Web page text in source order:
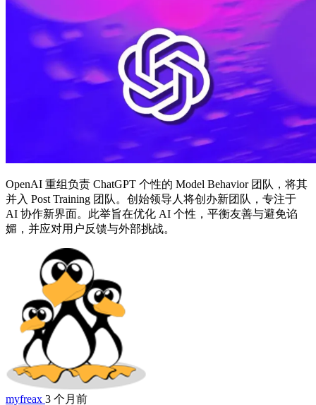
OpenAI 重组负责 ChatGPT 个性的 Model Behavior 团队，将其
并入 Post Training 团队。创始领导人将创办新团队，专注于
AI 协作新界面。此举旨在优化 AI 个性，平衡友善与避免谄
媚，并应对用户反馈与外部挑战。
myfreax 3 个月前